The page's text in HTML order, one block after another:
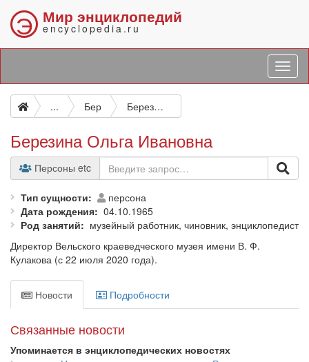
Э Мир энциклопедий
encyclopedia.ru
... Бер Березина Ольга Ивановна
Березина Ольга Ивановна
Персоны etc
Тип сущности
персона
Дата рождения
04.10.1965
Род занятий
музейный работник, чиновник, энциклопедист
Директор Вельского краеведческого музея имени В. Ф.
Кулакова (с 22 июля 2020 года).
Новости Подробности
Связанные новости
Упоминается в энциклопедических новостях